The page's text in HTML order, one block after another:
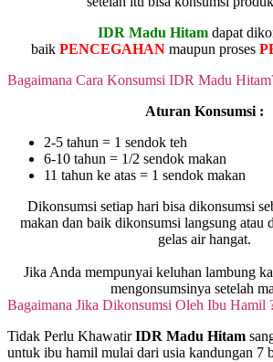
IDR Madu Hitamdapat
baik PENCEGAHAN maupun proses
Bagaimana Cara Konsumsi IDR Madu
Aturan Konsumsi :
2-5 tahun = 1 sendok teh
6-10 tahun = 1/2 sendok makan
11 tahun ke atas = 1 sendok makan
Dikonsumsi setiap hari bisa dikonsumsi
makan dan baik dikonsumsi langsung atau
gelas air hangat.
Jika Anda mempunyai keluhan lambung
mengonsumsinya setelah
Bagaimana Jika Dikonsumsi Oleh Ibu Hamil
Tidak Perlu KhawatirIDR Madu Hitam
untuk ibu hamil mulai dari usia kandungan 7